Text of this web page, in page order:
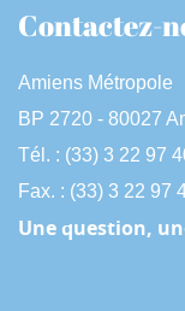
Contactez-
Amiens Métropole
BP 2720 - 80027
Tél. : (33) 3 22 97
Fax. : (33) 3 22 97
Une question,